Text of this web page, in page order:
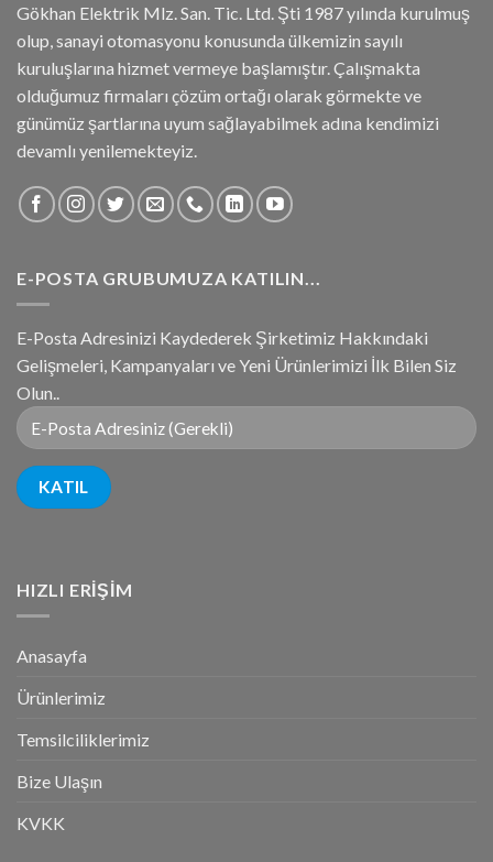
Gökhan Elektrik Mlz. San. Tic. Ltd. Şti 1987 yılında kurulmuş
olup, sanayi otomasyonu konusunda ülkemizin sayılı
kuruluşlarına hizmet vermeye başlamıştır. Çalışmakta
olduğumuz firmaları çözüm ortağı olarak görmekte ve
günümüz şartlarına uyum sağlayabilmek adına kendimizi
devamlı yenilemekteyiz.
E-POSTA GRUBUMUZA KATILIN...
E-Posta Adresinizi Kaydederek Şirketimiz Hakkındaki
Gelişmeleri, Kampanyaları ve Yeni Ürünlerimizi İlk Bilen Siz
Olun..
HIZLI ERIŞIM
Anasayfa
Ürünlerimiz
Temsilciliklerimiz
Bize Ulaşın
KVKK